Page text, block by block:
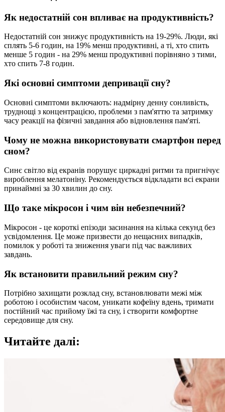
Як недостатній сон впливає на продуктивність?
Недостатній сон знижує продуктивність на 19-29%. Люди, які
сплять 5-6 годин, на 19% менш продуктивні, а ті, хто спить
менше 5 годин - на 29% менш продуктивні порівняно з тими,
хто спить 7-8 годин.
Які основні симптоми депривації сну?
Основні симптоми включають: надмірну денну сонливість,
труднощі з концентрацією, проблеми з пам'яттю та затримку
часу реакції на фізичні завдання або відновлення пам'яті.
Чому не можна використовувати смартфон перед
сном?
Синє світло від екранів порушує циркадні ритми та пригнічує
вироблення мелатоніну. Рекомендується відкладати всі екрани
принаймні за 30 хвилин до сну.
Що таке мікросон і чим він небезпечний?
Мікросон - це короткі епізоди засинання на кілька секунд без
усвідомлення. Це може призвести до нещасних випадків,
помилок у роботі та зниження уваги під час важливих
завдань.
Як встановити правильний режим сну?
Потрібно захищати розклад сну, встановлювати межі між
роботою і особистим часом, уникати кофеїну вдень, тримати
постійний час прийому їжі та сну, і створити комфортне
середовище для сну.
Читайте далі: